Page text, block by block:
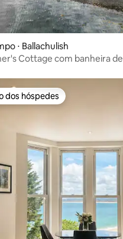
⋅ Ballachulish
Cottage com banheira de
preferidos dos hóspedes
dos hóspedes